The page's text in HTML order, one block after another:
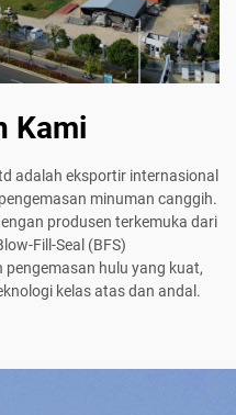
Kami
adalah eksportir internasional
minuman canggih.
produsen terkemuka dari
Fill-Seal (BFS)
hulu yang kuat,
kelas atas dan andal.